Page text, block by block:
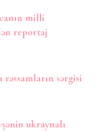
milli
reportaj
rəssamların sərgisi
ukraynalı